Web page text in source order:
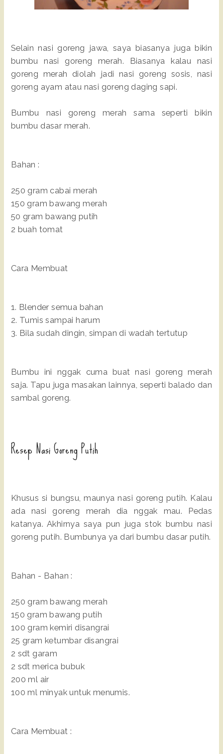
Selain nasi goreng jawa, saya biasanya juga bikin
bumbu nasi goreng merah. Biasanya kalau nasi
goreng merah diolah jadi nasi goreng sosis, nasi
goreng ayam atau nasi goreng daging sapi.
Bumbu nasi goreng merah sama seperti bikin
bumbu dasar merah.
Bahan :
250 gram cabai merah
150 gram bawang merah
50 gram bawang putih
2 buah tomat
Cara Membuat
1. Blender semua bahan
2. Tumis sampai harum
3. Bila sudah dingin, simpan di wadah tertutup
Bumbu ini nggak cuma buat nasi goreng merah
saja. Tapu juga masakan lainnya, seperti balado dan
sambal goreng.
Resep Nasi Goreng Putih
Khusus si bungsu, maunya nasi goreng putih. Kalau
ada nasi goreng merah dia nggak mau. Pedas
katanya. Akhirnya saya pun juga stok bumbu nasi
goreng putih. Bumbunya ya dari bumbu dasar putih.
Bahan - Bahan :
250 gram bawang merah
150 gram bawang putih
100 gram kemiri disangrai
25 gram ketumbar disangrai
2 sdt garam
2 sdt merica bubuk
200 ml air
100 ml minyak untuk menumis.
Cara Membuat :